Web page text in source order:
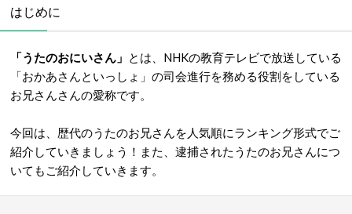
はじめに
「うたのおにいさん」 とは、NHKの教育テレビで放送している
「おかあさんといっしょ」の司会進行を務める役割をしている
お兄さんさんの愛称です。
今回は、歴代のうたのお兄さんを人気順にランキング形式でご
紹介していきましょう！また、逮捕されたうたのお兄さんにつ
いてもご紹介していきます。